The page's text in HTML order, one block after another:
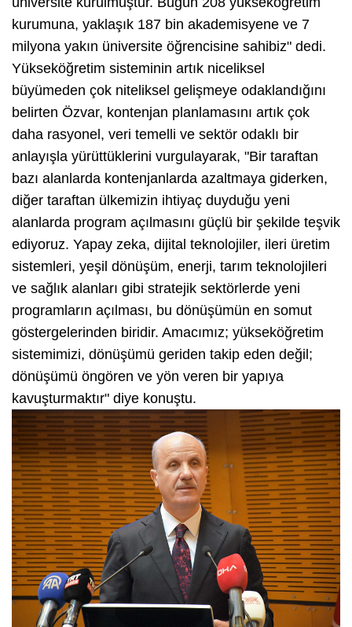
kurumuna, yaklaşık 187 bin akademisyene ve 7
milyona yakın üniversite öğrencisine sahibiz" dedi.
Yükseköğretim sisteminin artık niceliksel
büyümeden çok niteliksel gelişmeye odaklandığını
belirten Özvar, kontenjan planlamasını artık çok
daha rasyonel, veri temelli ve sektör odaklı bir
anlayışla yürüttüklerini vurgulayarak, "Bir taraftan
bazı alanlarda kontenjanlarda azaltmaya giderken,
diğer taraftan ülkemizin ihtiyaç duyduğu yeni
alanlarda program açılmasını güçlü bir şekilde teşvik
ediyoruz. Yapay zeka, dijital teknolojiler, ileri üretim
sistemleri, yeşil dönüşüm, enerji, tarım teknolojileri
ve sağlık alanları gibi stratejik sektörlerde yeni
programların açılması, bu dönüşümün en somut
göstergelerinden biridir. Amacımız; yükseköğretim
sistemimizi, dönüşümü geriden takip eden değil;
dönüşümü öngören ve yön veren bir yapıya
kavuşturmaktır" diye konuştu.